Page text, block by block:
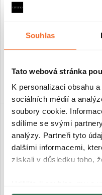
Souhlas
Tato webová stránka
K personalizaci obsahu
sociálních médií a
soubory cookie.
sdílíme se svými
analýzy. Partneři tyto
dalšími informacemi,
získali v důsledku toho,
Skladem
690 Kč
DO KOŠÍKU